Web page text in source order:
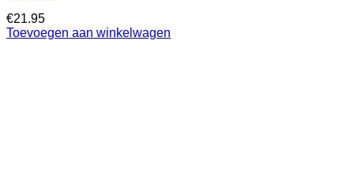
€21.95
Toevoegen aan winkelwagen